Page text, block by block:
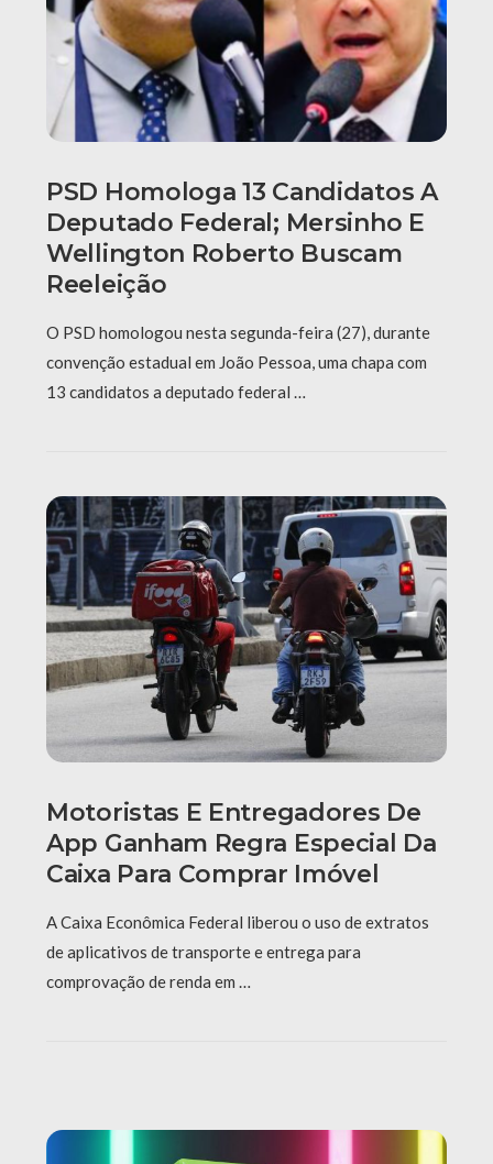
PSD Homologa 13 Candidatos A
Deputado Federal; Mersinho E
Wellington Roberto Buscam
Reeleição
O PSD homologou nesta segunda-feira (27), durante
convenção estadual em João Pessoa, uma chapa com
13 candidatos a deputado federal …
Motoristas E Entregadores De
App Ganham Regra Especial Da
Caixa Para Comprar Imóvel
A Caixa Econômica Federal liberou o uso de extratos
de aplicativos de transporte e entrega para
comprovação de renda em …